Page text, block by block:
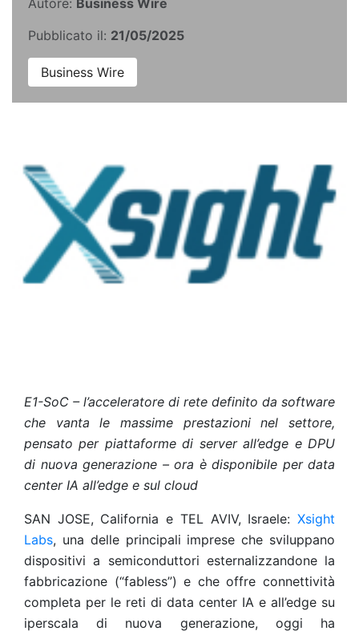
Autore: Business Wire
Pubblicato il: 21/05/2025
Business Wire
E1-SoC – l’acceleratore di rete definito da software
che vanta le massime prestazioni nel settore,
pensato per piattaforme di server all’edge e DPU
di nuova generazione – ora è disponibile per data
center IA all’edge e sul cloud
SAN JOSE, California e TEL AVIV, Israele: Xsight
Labs, una delle principali imprese che sviluppano
dispositivi a semiconduttori esternalizzandone la
fabbricazione (“fabless”) e che offre connettività
completa per le reti di data center IA e all’edge su
iperscala di nuova generazione, oggi ha